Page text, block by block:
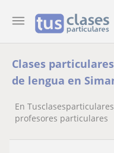
Clases
de lengua en
En
profesores particulares